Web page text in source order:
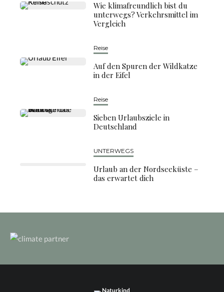
Wie klimafreundlich bist du
unterwegs? Verkehrsmittel im
Vergleich
Reise
Auf den Spuren der Wildkatze
in der Eifel
Reise
Sieben Urlaubsziele in
Deutschland
UNTERWEGS
Urlaub an der Nordseeküste –
das erwartet dich